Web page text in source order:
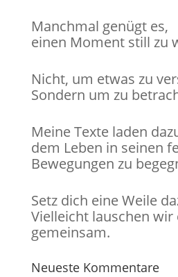
Manchmal genügt es,
einen Moment still zu
Nicht, um etwas zu
Sondern um zu
Meine Texte laden
dem Leben in seinen
Bewegungen zu
Setz dich eine Weile
Vielleicht lauschen
gemeinsam.
Neueste Kommentare